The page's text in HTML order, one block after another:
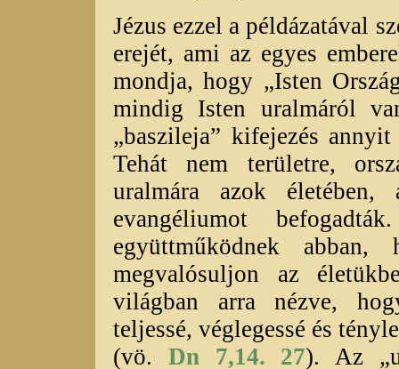
Jézus ezzel a példázatával
erejét, ami az egyes
mondja, hogy „Isten
mindig Isten uralmáról
„baszileja” kifejezés
Tehát nem területre,
uralmára azok
evangéliumot
együttműködnek
megvalósuljon az
világban arra nézve,
teljessé, véglegessé és
(vö. Dn 7,14. 27). Az